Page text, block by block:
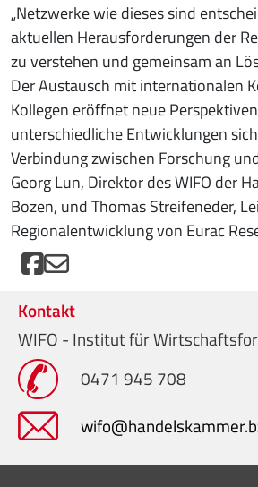
„Netzwerke wie dieses sind
aktuellen Herausforderungen der
zu verstehen und gemeinsam an
Der Austausch mit internationalen
Kollegen eröffnet neue
unterschiedliche Entwicklungen
Verbindung zwischen Forschung
Georg Lun, Direktor des WIFO der
Bozen, und Thomas Streifeneder,
Regionalentwicklung von Eurac
Kontakt
WIFO - Institut für
0471 945 708